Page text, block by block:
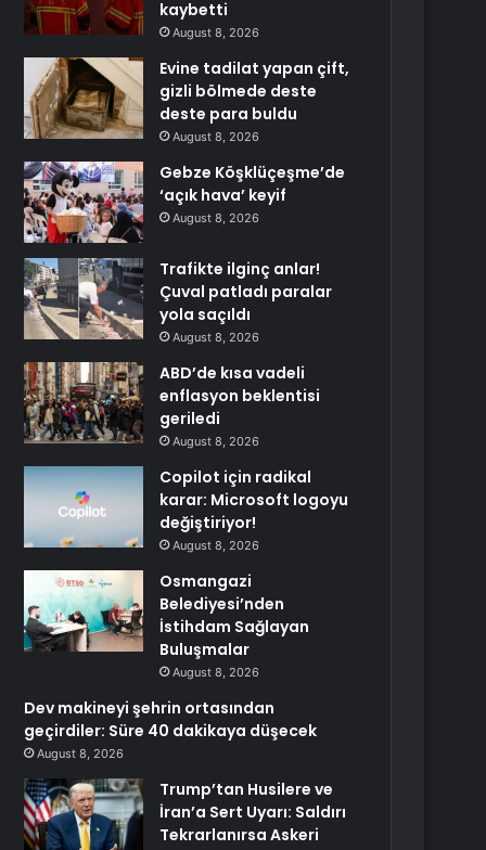
kaybetti
August 8, 2026
Evine tadilat yapan çift,
gizli bölmede deste
deste para buldu
August 8, 2026
Gebze Köşklüçeşme’de
‘açık hava’ keyif
August 8, 2026
Trafikte ilginç anlar!
Çuval patladı paralar
yola saçıldı
August 8, 2026
ABD’de kısa vadeli
enflasyon beklentisi
geriledi
August 8, 2026
Copilot için radikal
karar: Microsoft logoyu
değiştiriyor!
August 8, 2026
Osmangazi
Belediyesi’nden
İstihdam Sağlayan
Buluşmalar
August 8, 2026
Dev makineyi şehrin ortasından
geçirdiler: Süre 40 dakikaya düşecek
August 8, 2026
Trump’tan Husilere ve
İran’a Sert Uyarı: Saldırı
Tekrarlanırsa Askeri